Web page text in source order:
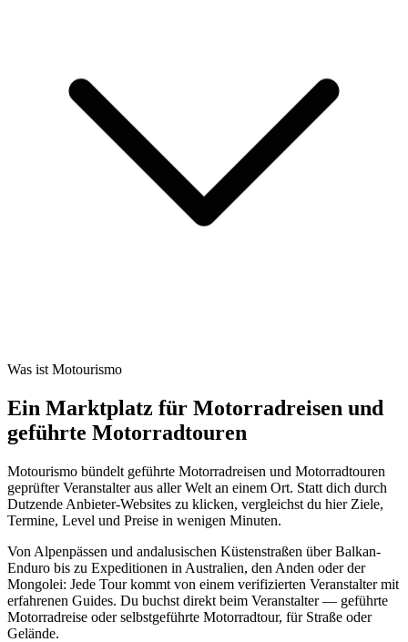
Was ist Motourismo
Ein Marktplatz für Motorradreisen und
geführte Motorradtouren
Motourismo bündelt geführte Motorradreisen und Motorradtouren
geprüfter Veranstalter aus aller Welt an einem Ort. Statt dich durch
Dutzende Anbieter-Websites zu klicken, vergleichst du hier Ziele,
Termine, Level und Preise in wenigen Minuten.
Von Alpenpässen und andalusischen Küstenstraßen über Balkan-
Enduro bis zu Expeditionen in Australien, den Anden oder der
Mongolei: Jede Tour kommt von einem verifizierten Veranstalter mit
erfahrenen Guides. Du buchst direkt beim Veranstalter — geführte
Motorradreise oder selbstgeführte Motorradtour, für Straße oder
Gelände.